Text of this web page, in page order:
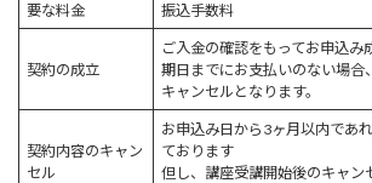
要な料金
振込手数料
契約の成立
ご入金の確認をもってお申込み
期日までにお支払いのない場合
キャンセルとなります。
契約内容のキャン
セル
お申込み日から3ヶ月以内であ
ております
但し、講座受講開始後のキャン